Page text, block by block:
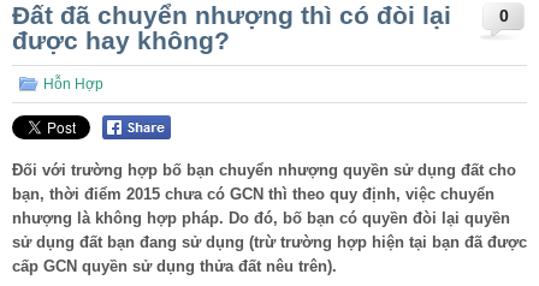
0
Đất đã chuyển nhượng thì có đòi lại
được hay không?
Hỗn Hợp
Đối với trường hợp bố bạn chuyển nhượng quyền sử dụng đất cho
bạn, thời điểm 2015 chưa có GCN thì theo quy định, việc chuyển
nhượng là không hợp pháp. Do đó, bố bạn có quyền đòi lại quyền
sử dụng đất bạn đang sử dụng (trừ trường hợp hiện tại bạn đã được
cấp GCN quyền sử dụng thửa đất nêu trên).